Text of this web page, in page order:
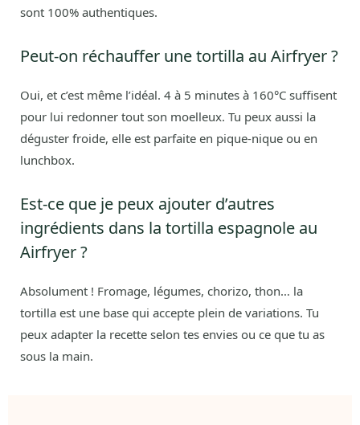
sont 100% authentiques.
Peut-on réchauffer une tortilla au Airfryer ?
Oui, et c’est même l’idéal. 4 à 5 minutes à 160°C suffisent
pour lui redonner tout son moelleux. Tu peux aussi la
déguster froide, elle est parfaite en pique-nique ou en
lunchbox.
Est-ce que je peux ajouter d’autres
ingrédients dans la tortilla espagnole au
Airfryer ?
Absolument ! Fromage, légumes, chorizo, thon… la
tortilla est une base qui accepte plein de variations. Tu
peux adapter la recette selon tes envies ou ce que tu as
sous la main.